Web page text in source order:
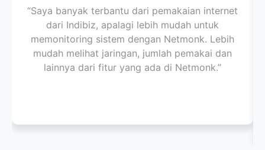
“Saya banyak terbantu dari pemakaian internet
dari Indibiz, apalagi lebih mudah untuk
memonitoring sistem dengan Netmonk. Lebih
mudah melihat jaringan, jumlah pemakai dan
lainnya dari fitur yang ada di Netmonk.”